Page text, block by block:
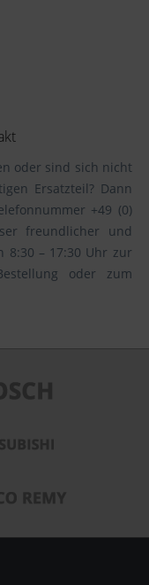
oder sind sich nicht
Ersatzteil? Dann
+49 (0)
freundlicher und
8:30 – 17:30 Uhr zur
oder zum